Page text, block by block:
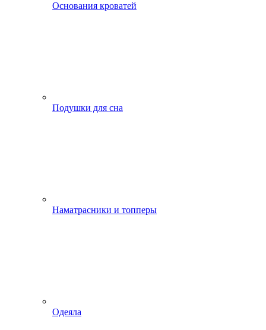
Основания кроватей
Подушки для сна
Наматрасники и топперы
Одеяла